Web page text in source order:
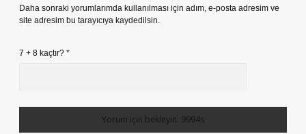
Daha sonraki yorumlarımda kullanılması için adım, e-posta adresim ve
site adresim bu tarayıcıya kaydedilsin.
7 + 8 kaçtır? *